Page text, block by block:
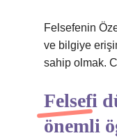
Felsefenin
ve bilgiye
sahip olmak.
Felsefi
önemli